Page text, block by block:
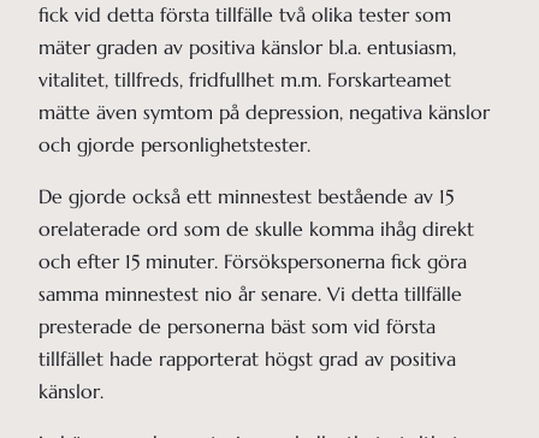
fick vid detta första tillfälle två olika tester som
mäter graden av positiva känslor bl.a. entusiasm,
vitalitet, tillfreds, fridfullhet m.m. Forskarteamet
mätte även symtom på depression, negativa känslor
och gjorde personlighetstester.
De gjorde också ett minnestest bestående av 15
orelaterade ord som de skulle komma ihåg direkt
och efter 15 minuter. Försökspersonerna fick göra
samma minnestest nio år senare. Vi detta tillfälle
presterade de personerna bäst som vid första
tillfället hade rapporterat högst grad av positiva
känslor.